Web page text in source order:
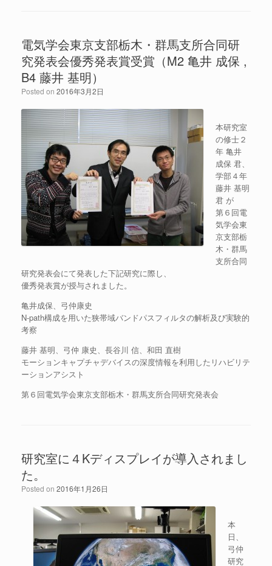
電気学会東京支部栃木・群馬支所合同研
究発表会優秀発表賞受賞（M2 亀井 成保 ,
B4 藤井 基明）
Posted on 2016年3月2日
本研究室
の修士２
年 亀井
成保 君、
学部４年
藤井 基明
君 が
第６回電
気学会東
京支部栃
木・群馬
支所合同
研究発表会にて発表した下記研究に際し、
優秀発表賞が授与されました。
亀井成保、弓仲康史
N-path構成を用いた狭帯域バンドパスフィルタの解析及び実験的
考察
藤井 基明、弓仲 康史、長谷川 信、和田 直樹
モーションキャプチャデバイスの深度情報を利用したリハビリテ
ーションアシスト
第６回電気学会東京支部栃木・群馬支所合同研究発表会
研究室に４Kディスプレイが導入されまし
た。
Posted on 2016年1月26日
本
日、
弓仲
研究